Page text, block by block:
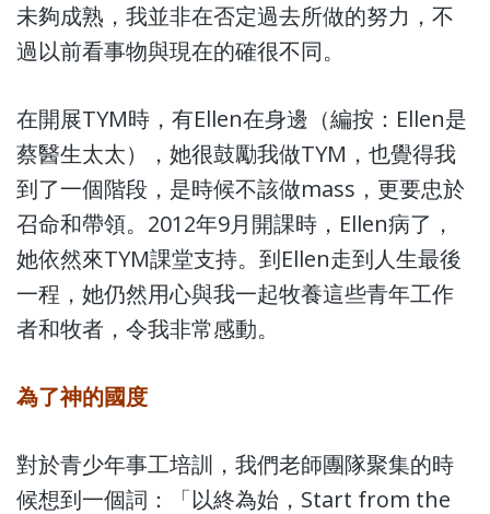
未夠成熟，我並非在否定過去所做的努力，不
過以前看事物與現在的確很不同。
在開展TYM時，有Ellen在身邊（編按：Ellen是
蔡醫生太太），她很鼓勵我做TYM，也覺得我
到了一個階段，是時候不該做mass，更要忠於
召命和帶領。2012年9月開課時，Ellen病了，
她依然來TYM課堂支持。到Ellen走到人生最後
一程，她仍然用心與我一起牧養這些青年工作
者和牧者，令我非常感動。
為了神的國度
對於青少年事工培訓，我們老師團隊聚集的時
候想到一個詞：「以終為始，Start from the